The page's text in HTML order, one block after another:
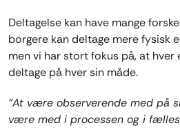
Deltagelse kan have mange
borgere kan deltage mere fysisk
men vi har stort fokus på, at hver
deltage på hver sin måde.
“At være observerende med på
være med i processen og i